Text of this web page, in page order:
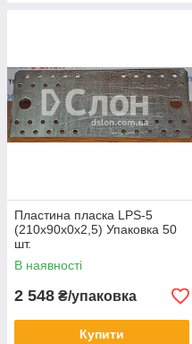
Пластина пласка LPS-5
(210х90х0х2,5) Упаковка 50
шт.
В наявності
2 548 ₴/упаковка
Купити